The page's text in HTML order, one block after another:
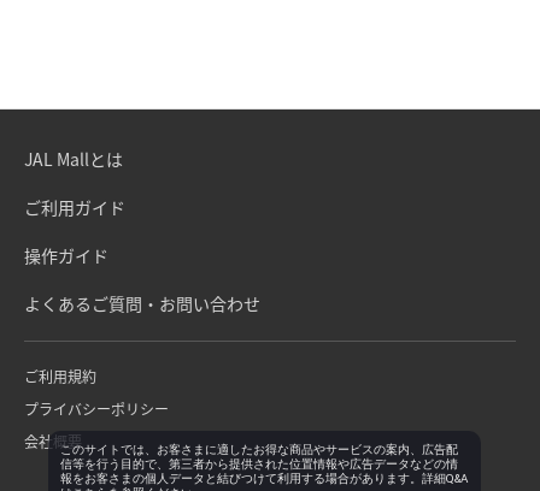
JAL Mallとは
ご利用ガイド
操作ガイド
よくあるご質問・お問い合わせ
ご利用規約
プライバシーポリシー
会社概要このサイトでは、お客さまに適したお得な商品やサービスの案内、広告配
信等を行う目的で、第三者から提供された位置情報や広告データなどの情
報をお客さまの個人データと結びつけて利用する場合があります。詳細Q&A